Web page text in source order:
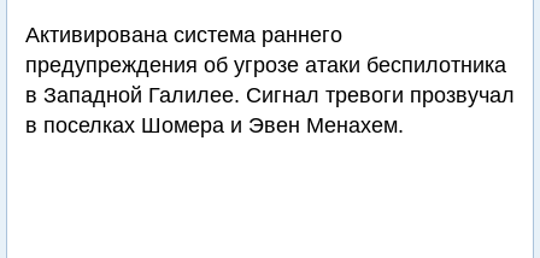
Активирована система раннего
предупреждения об угрозе атаки беспилотника
в Западной Галилее. Сигнал тревоги прозвучал
в поселках Шомера и Эвен Менахем.